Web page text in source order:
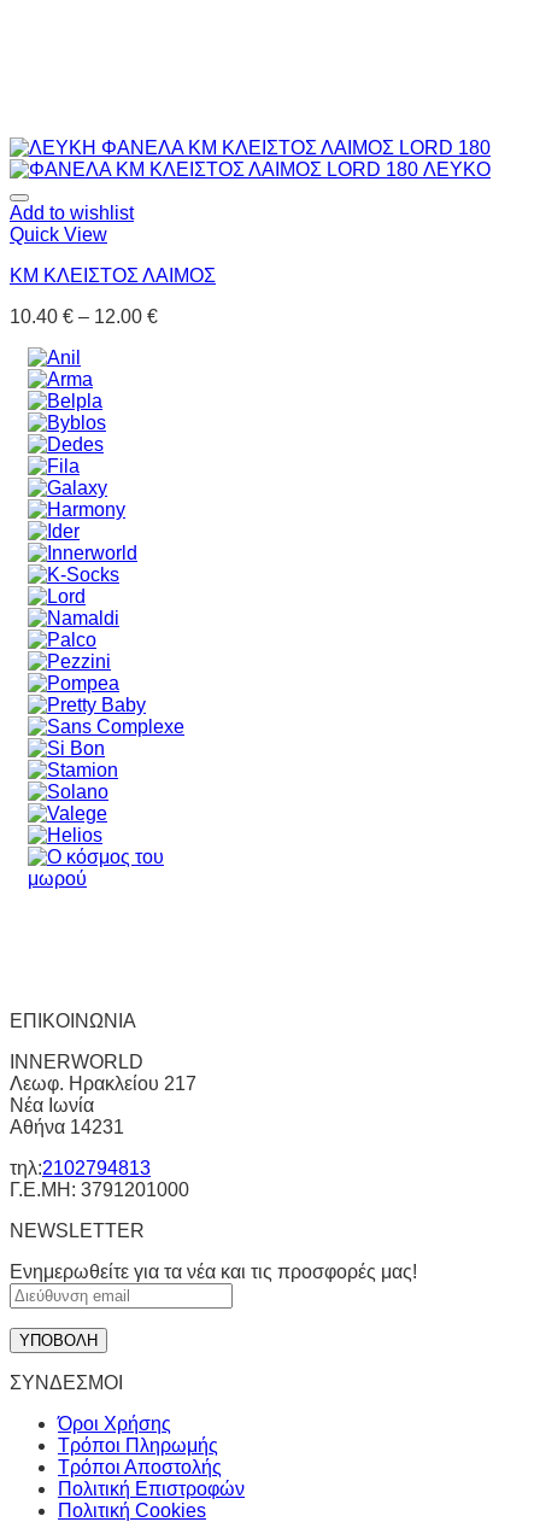
Add to wishlist
Quick View
KM ΚΛΕΙΣΤΟΣ ΛΑΙΜΟΣ
10.40 € – 12.00 €
ΕΠΙΚΟΙΝΩΝΙΑ
INNERWORLD
Λεωφ. Ηρακλείου 217
Νέα Ιωνία
Αθήνα 14231
τηλ:2102794813
Γ.Ε.ΜΗ: 3791201000
NEWSLETTER
Ενημερωθείτε για τα νέα και τις προσφορές μας!
ΣΥΝΔΕΣΜΟΙ
Όροι Χρήσης
Τρόποι Πληρωμής
Τρόποι Αποστολής
Πολιτική Επιστροφών
Πολιτική Cookies